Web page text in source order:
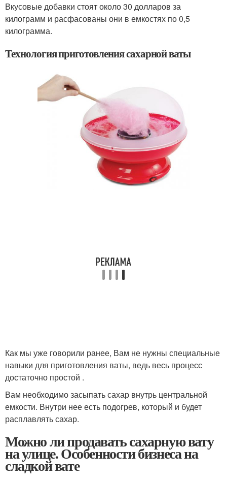
Вкусовые добавки стоят около 30 долларов за
килограмм и расфасованы они в емкостях по 0,5
килограмма.
Технология приготовления сахарной ваты
Как мы уже говорили ранее, Вам не нужны специальные
навыки для приготовления ваты, ведь весь процесс
достаточно простой .
Вам необходимо засыпать сахар внутрь центральной
емкости. Внутри нее есть подогрев, который и будет
расплавлять сахар.
Можно ли продавать сахарную вату
на улице. Особенности бизнеса на
сладкой вате